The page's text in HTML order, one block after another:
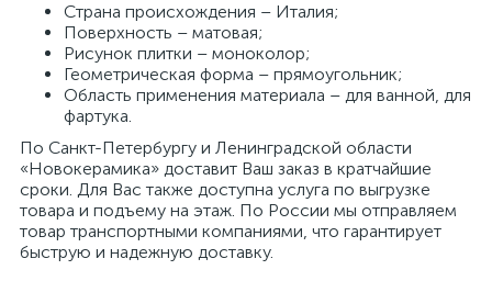
Страна происхождения – Италия;
Поверхность – матовая;
Рисунок плитки – моноколор;
Геометрическая форма – прямоугольник;
Область применения материала – для ванной, для
фартука.
По Санкт-Петербургу и Ленинградской области
«Новокерамика» доставит Ваш заказ в кратчайшие
сроки. Для Вас также доступна услуга по выгрузке
товара и подъему на этаж. По России мы отправляем
товар транспортными компаниями, что гарантирует
быструю и надежную доставку.